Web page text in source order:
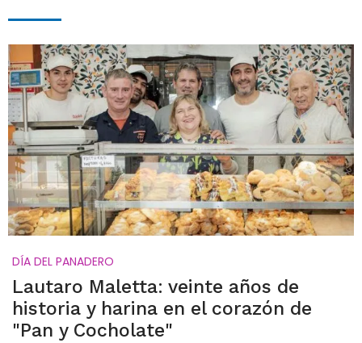
DÍA DEL PANADERO
Lautaro Maletta: veinte años de
historia y harina en el corazón de
"Pan y Cocholate"